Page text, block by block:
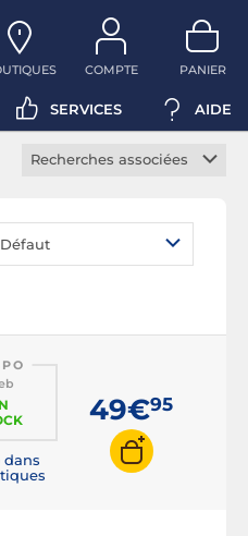
COMPTE PANIER
SERVICES AIDE
Recherches associées
Clavier mécanique
Clavier à membranes
Clavier multimédia
Clavier bureautique
Clavier ergonomique
Défaut
dans
49€95